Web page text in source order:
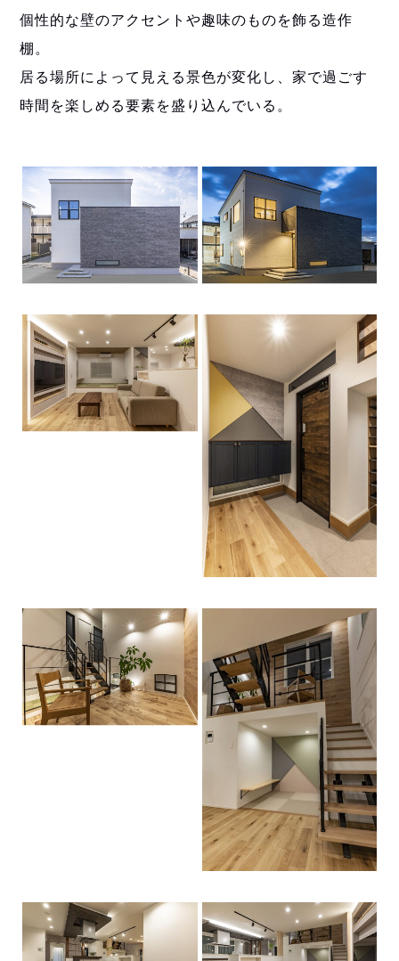
個性的な壁のアクセントや趣味のものを飾る造作
棚。
居る場所によって見える景色が変化し、家で過ごす
時間を楽しめる要素を盛り込んでいる。